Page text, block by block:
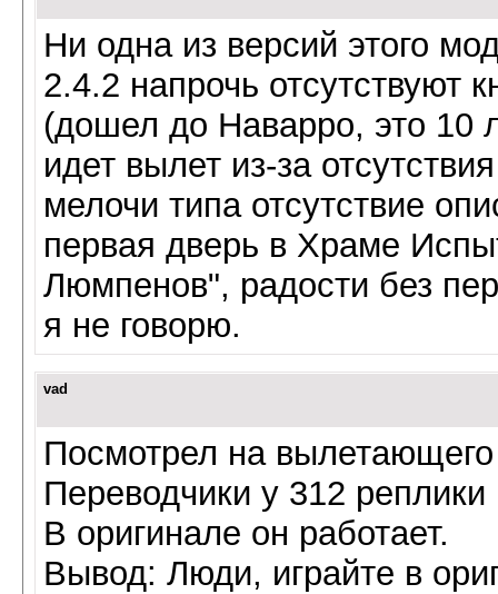
Ни одна из версий этого
2.4.2 напрочь отсутствуют
(дошел до Наварро, это 10
идет вылет из-за
мелочи типа отсутствие
первая дверь в Храме
Люмпенов", радости без
я не говорю.
vad
Посмотрел на
Переводчики у 312
В оригинале он работает.
Вывод: Люди, играйте в